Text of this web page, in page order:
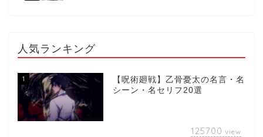
人気ランキング
1
【呪術廻戦】乙骨憂太の名言・名
シーン・名セリフ20選
125700 view